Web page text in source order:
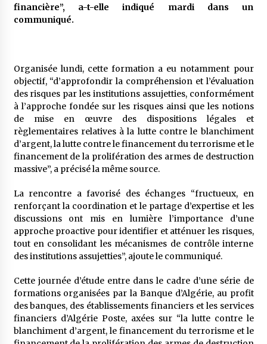
Un conte targui/ Quand la tête est vide
5 ans ago
Tradition orale/ D’où viennent les contes et à
quoi servent-ils?
5 ans ago
financière”, a-t-elle indiqué mardi dans un
communiqué.
Organisée lundi, cette formation a eu notamment pour
objectif, “d’approfondir la compréhension et l’évaluation
des risques par les institutions assujetties, conformément
à l’approche fondée sur les risques ainsi que les notions
de mise en œuvre des dispositions légales et
règlementaires relatives à la lutte contre le blanchiment
d’argent, la lutte contre le financement du terrorisme et le
financement de la prolifération des armes de destruction
massive”, a précisé la même source.
La rencontre a favorisé des échanges “fructueux, en
renforçant la coordination et le partage d’expertise et les
discussions ont mis en lumière l’importance d’une
approche proactive pour identifier et atténuer les risques,
tout en consolidant les mécanismes de contrôle interne
des institutions assujetties”, ajoute le communiqué.
Cette journée d’étude entre dans le cadre d’une série de
formations organisées par la Banque d’Algérie, au profit
des banques, des établissements financiers et les services
financiers d’Algérie Poste, axées sur “la lutte contre le
blanchiment d’argent, le financement du terrorisme et le